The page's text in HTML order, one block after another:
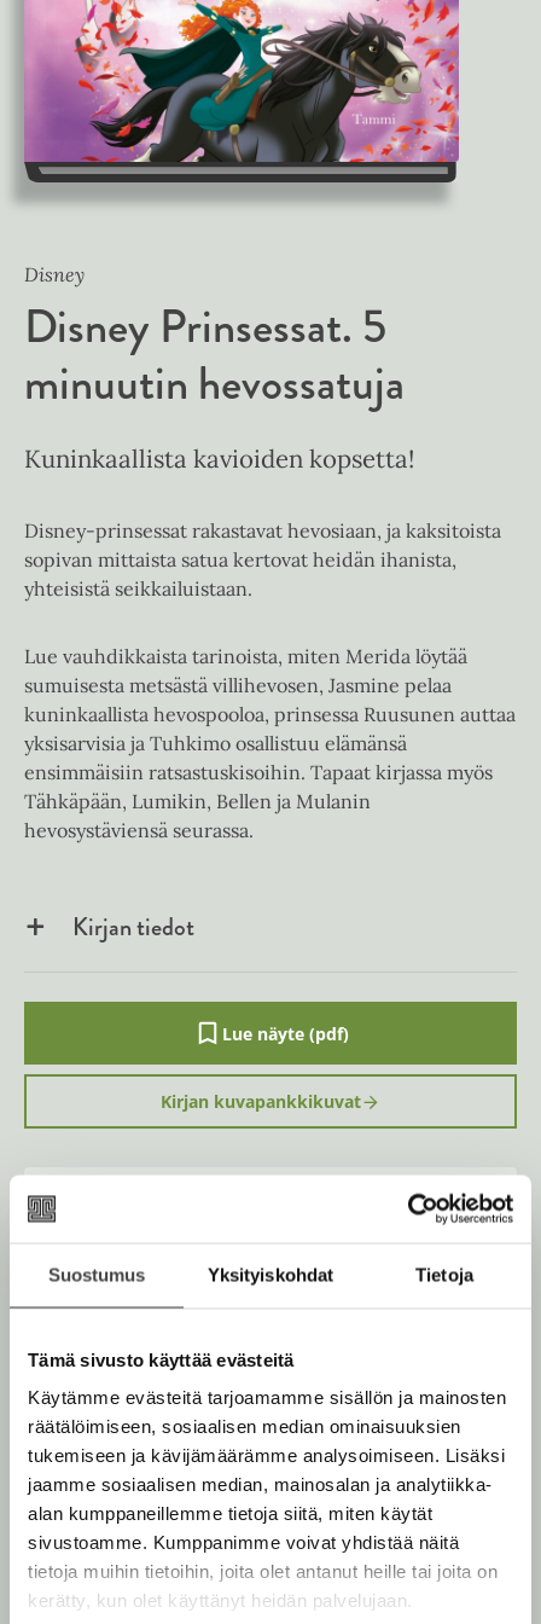
Suostumus Yksityiskohdat Tietoja
Tämä sivusto käyttää evästeitä
Käytämme evästeitä tarjoamamme sisällön ja mainosten
räätälöimiseen, sosiaalisen median ominaisuuksien
tukemiseen ja kävijämäärämme analysoimiseen. Lisäksi
jaamme sosiaalisen median, mainosalan ja analytiikka-
alan kumppaneillemme tietoja siitä, miten käytät
sivustoamme. Kumppanimme voivat yhdistää näitä
tietoja muihin tietoihin, joita olet antanut heille tai joita on
kerätty, kun olet käyttänyt heidän palvelujaan.
Disney
Disney Prinsessat. 5
minuutin hevossatuja
Kuninkaallista kavioiden kopsetta!
Disney-prinsessat rakastavat hevosiaan, ja kaksitoista
sopivan mittaista satua kertovat heidän ihanista,
yhteisistä seikkailuistaan.
Lue vauhdikkaista tarinoista, miten Merida löytää
sumuisesta metsästä villihevosen, Jasmine pelaa
kuninkaallista hevospooloa, prinsessa Ruusunen auttaa
yksisarvisia ja Tuhkimo osallistuu elämänsä
ensimmäisiin ratsastuskisoihin. Tapaat kirjassa myös
Tähkäpään, Lumikin, Bellen ja Mulanin
hevosystäviensä seurassa.
Kirjan tiedot
Lue näyte (pdf)
A
u
k
e
a
n
v
l
e
h
t
e
n
Kirjan kuvapankkikuvat
Osta teos
t
Kovakantinen kirja
r
a
.
f
i
A
u
k
e
u
u
n
t
e
l
e
o
o
k
b
e
a
t
A
u
K
u
u
n
t
e
l
e
B
o
o
k
b
e
a
t
Muut teokset